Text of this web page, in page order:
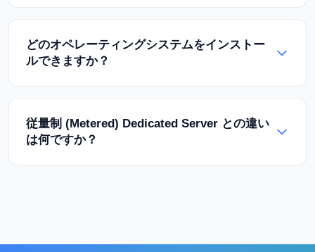
ションのプレミアムパッケージをご用意しています。
まで延長される場合があります。カスタマーパネルか
ら注文状況を追跡できます。
どのオペレーティングシステムをインストー
ルできますか？
よびその他すべての人気のあるLinuxディストリビュ
ーションです。IPMI/KVMを介してカスタムISOをマ
ウントすることで、任意のオペレーティングシステム
従量制 (Metered) Dedicated Server との違い
は何ですか？
ィックの多いアプリケーションには無制限の方が有利